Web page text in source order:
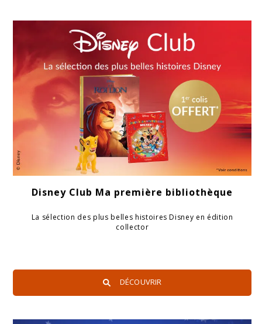
Disney Club Ma première bibliothèque
La sélection des plus belles histoires Disney en édition
collector
DÉCOUVRIR